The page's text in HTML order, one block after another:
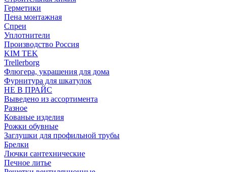
Герметики
Пена монтажная
Спреи
Уплотнители
Производство Россия
KIM TEK
Trellerborg
Флюгера, украшения для дома
Фурнитура для шкатулок
НЕ В ПРАЙС
Выведено из ассортимента
Разное
Кованые изделия
Рожки обувные
Заглушки для профильной трубы
Брелки
Лючки сантехнические
Печное литье